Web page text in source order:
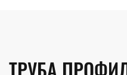
ТРУБА